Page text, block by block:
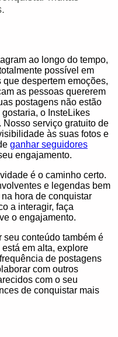
ao longo do tempo,
possível em
despertem emoções,
as pessoas quererem
postagens não estão
o InsteLikes
serviço gratuito de
às suas fotos e
ganhar seguidores
engajamento.
é o caminho certo.
e legendas bem
hora de conquistar
a interagir, faça
o engajamento.
seu conteúdo também é
em alta, explore
de postagens
com outros
com o seu
de conquistar mais